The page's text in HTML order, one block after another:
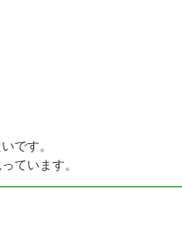
です。
ています。